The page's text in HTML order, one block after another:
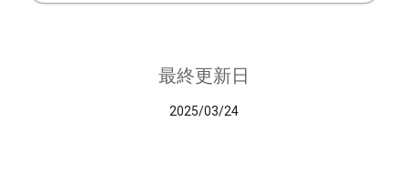
最終更新日
2025/03/24